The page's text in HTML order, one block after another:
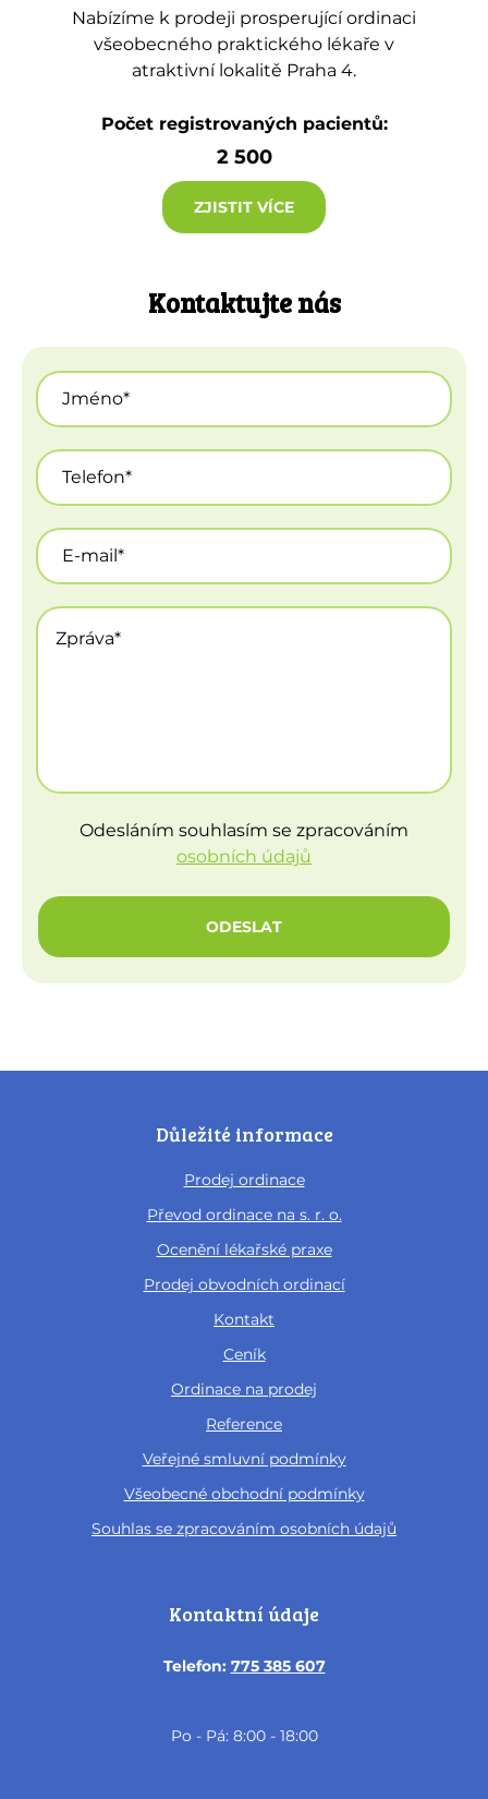
Nabízíme k prodeji prosperující ordinaci
všeobecného praktického lékaře v
atraktivní lokalitě Praha 4.
Počet registrovaných pacientů:
2 500
ZJISTIT VÍCE
Kontaktujte nás
Odesláním souhlasím se zpracováním
osobních údajů
ODESLAT
Důležité informace
Prodej ordinace
Převod ordinace na s. r. o.
Ocenění lékařské praxe
Prodej obvodních ordinací
Kontakt
Ceník
Ordinace na prodej
Reference
Veřejné smluvní podmínky
Všeobecné obchodní podmínky
Souhlas se zpracováním osobních údajů
Kontaktní údaje
Telefon: 775 385 607
Po - Pá: 8:00 - 18:00